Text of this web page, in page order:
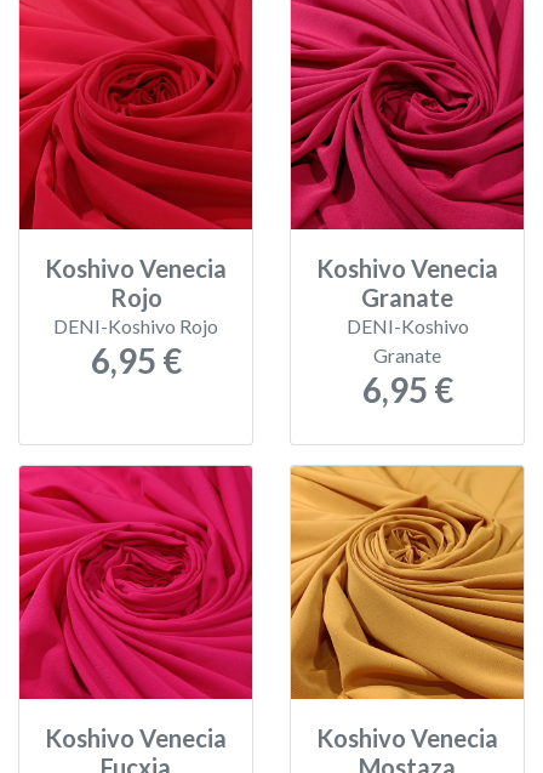
Koshivo Venecia
Rojo
DENI-Koshivo Rojo
6,95 €
Koshivo Venecia
Granate
DENI-Koshivo
Granate
6,95 €
Koshivo Venecia
Fucxia
Koshivo Venecia
Mostaza